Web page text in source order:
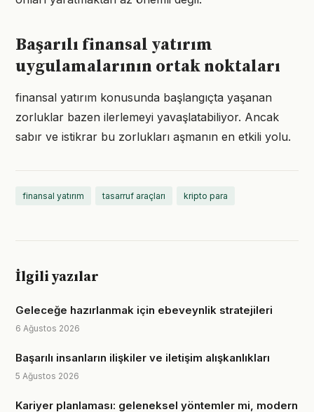
Başarılı finansal yatırım
uygulamalarının ortak noktaları
finansal yatırım konusunda başlangıçta yaşanan
zorluklar bazen ilerlemeyi yavaşlatabiliyor. Ancak
sabır ve istikrar bu zorlukları aşmanın en etkili yolu.
finansal yatırım tasarruf araçları kripto para
İlgili yazılar
Geleceğe hazırlanmak için ebeveynlik stratejileri
6 Ağustos 2026
Başarılı insanların ilişkiler ve iletişim alışkanlıkları
5 Ağustos 2026
Kariyer planlaması: geleneksel yöntemler mi, modern